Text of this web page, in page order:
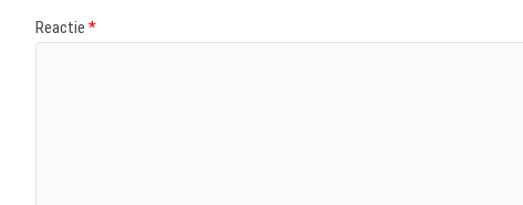
Reactie *